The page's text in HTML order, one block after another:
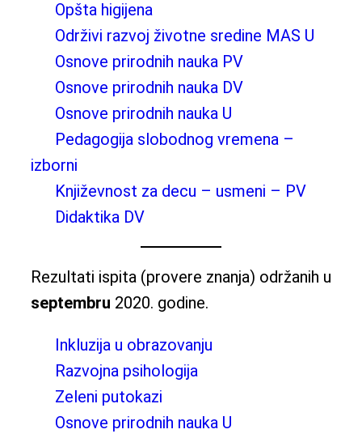
Opšta higijena
Održivi razvoj životne sredine MAS U
Osnove prirodnih nauka PV
Osnove prirodnih nauka DV
Osnove prirodnih nauka U
Pedagogija slobodnog vremena –
izborni
Književnost za decu – usmeni – PV
Didaktika DV
Rezultati ispita (provere znanja) održanih u
septembru 2020. godine.
Inkluzija u obrazovanju
Razvojna psihologija
Zeleni putokazi
Osnove prirodnih nauka U